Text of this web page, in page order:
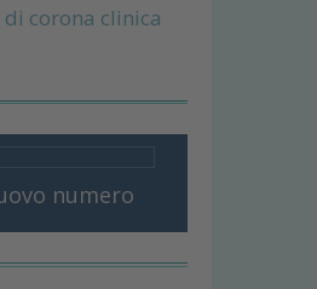
corona clinica
numero